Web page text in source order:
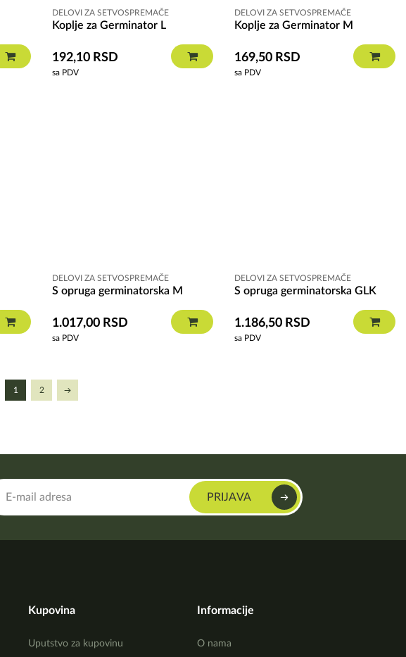
DELOVI ZA SETVOSPREMAČE
Koplje za Germinator L
192,10 RSD
sa PDV
DELOVI ZA SETVOSPREMAČE
Koplje za Germinator M
169,50 RSD
sa PDV
DELOVI ZA SETVOSPREMAČE
S opruga germinatorska M
1.017,00 RSD
sa PDV
DELOVI ZA SETVOSPREMAČE
S opruga germinatorska GLK
1.186,50 RSD
sa PDV
1 2
Kupovina
Uputstvo za kupovinu
Informacije
O nama